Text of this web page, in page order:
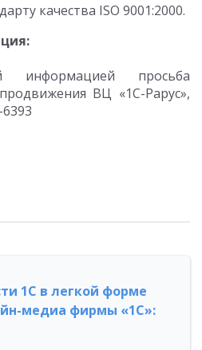
качества ISO 9001:2000.
информацией просьба
ВЦ «1С-Рарус»,
1С в легкой форме
медиа фирмы «1С»: